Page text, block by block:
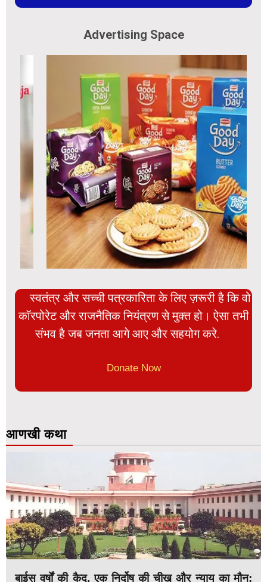
Advertising Space
स्वतंत्र और सच्ची पत्रकारिता के लिए ज़रूरी है कि वो
कॉरपोरेट और राजनैतिक नियंत्रण से मुक्त हो। ऐसा तभी
संभव है जब जनता आगे आए और सहयोग करे.
Donate Now
आणखी कथा
बाईस वर्षों की कैद, एक निर्दोष की चीख और न्याय का मौन: